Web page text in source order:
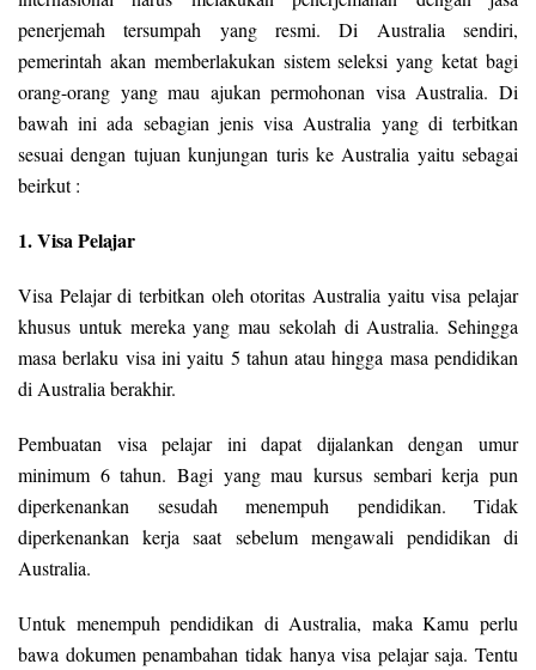
penerjemah tersumpah yang resmi. Di Australia sendiri,
pemerintah akan memberlakukan sistem seleksi yang ketat bagi
orang-orang yang mau ajukan permohonan visa Australia. Di
bawah ini ada sebagian jenis visa Australia yang di terbitkan
sesuai dengan tujuan kunjungan turis ke Australia yaitu sebagai
beirkut :
1. Visa Pelajar
Visa Pelajar di terbitkan oleh otoritas Australia yaitu visa pelajar
khusus untuk mereka yang mau sekolah di Australia. Sehingga
masa berlaku visa ini yaitu 5 tahun atau hingga masa pendidikan
di Australia berakhir.
Pembuatan visa pelajar ini dapat dijalankan dengan umur
minimum 6 tahun. Bagi yang mau kursus sembari kerja pun
diperkenankan sesudah menempuh pendidikan. Tidak
diperkenankan kerja saat sebelum mengawali pendidikan di
Australia.
Untuk menempuh pendidikan di Australia, maka Kamu perlu
bawa dokumen penambahan tidak hanya visa pelajar saja. Tentu